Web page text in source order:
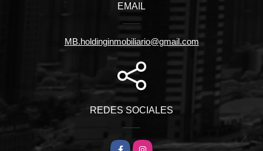
EMAIL
MB.holdinginmobiliario@gmail.com
REDES SOCIALES
FacebookInstagram